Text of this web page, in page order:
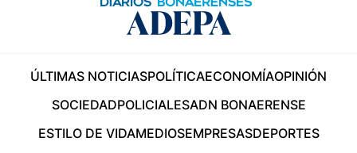
ÚLTIMAS NOTICIASPOLÍTICAECONOMÍAOPINIÓN
SOCIEDADPOLICIALESADN BONAERENSE
ESTILO DE VIDAMEDIOSEMPRESASDEPORTES